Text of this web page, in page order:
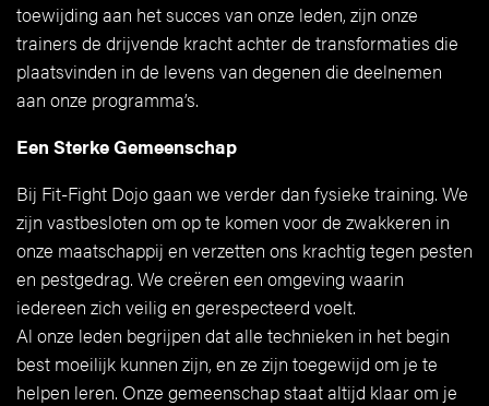
toewijding aan het succes van onze leden, zijn onze
trainers de drijvende kracht achter de transformaties die
plaatsvinden in de levens van degenen die deelnemen
aan onze programma’s.
Een Sterke Gemeenschap
Bij Fit-Fight Dojo gaan we verder dan fysieke training. We
zijn vastbesloten om op te komen voor de zwakkeren in
onze maatschappij en verzetten ons krachtig tegen pesten
en pestgedrag. We creëren een omgeving waarin
iedereen zich veilig en gerespecteerd voelt.
Al onze leden begrijpen dat alle technieken in het begin
best moeilijk kunnen zijn, en ze zijn toegewijd om je te
helpen leren. Onze gemeenschap staat altijd klaar om je